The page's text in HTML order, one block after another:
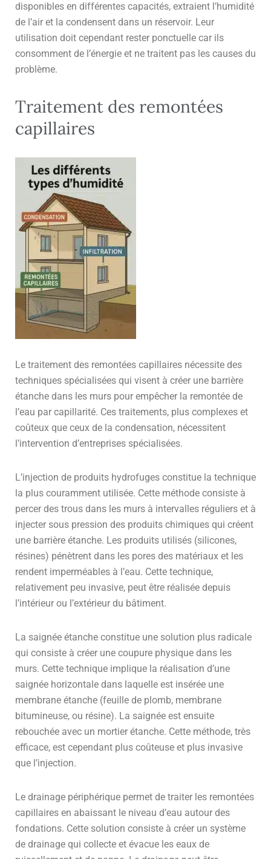
disponibles en différentes capacités, extraient l’humidité
de l’air et la condensent dans un réservoir. Leur
utilisation doit cependant rester ponctuelle car ils
consomment de l’énergie et ne traitent pas les causes du
problème.
Traitement des remontées
capillaires
Le traitement des remontées capillaires nécessite des
techniques spécialisées qui visent à créer une barrière
étanche dans les murs pour empêcher la remontée de
l’eau par capillarité. Ces traitements, plus complexes et
coûteux que ceux de la condensation, nécessitent
l’intervention d’entreprises spécialisées.
L’injection de produits hydrofuges constitue la technique
la plus couramment utilisée. Cette méthode consiste à
percer des trous dans les murs à intervalles réguliers et à
injecter sous pression des produits chimiques qui créent
une barrière étanche. Les produits utilisés (silicones,
résines) pénètrent dans les pores des matériaux et les
rendent imperméables à l’eau. Cette technique,
relativement peu invasive, peut être réalisée depuis
l’intérieur ou l’extérieur du bâtiment.
La saignée étanche constitue une solution plus radicale
qui consiste à créer une coupure physique dans les
murs. Cette technique implique la réalisation d’une
saignée horizontale dans laquelle est insérée une
membrane étanche (feuille de plomb, membrane
bitumineuse, ou résine). La saignée est ensuite
rebouchée avec un mortier étanche. Cette méthode, très
efficace, est cependant plus coûteuse et plus invasive
que l’injection.
Le drainage périphérique permet de traiter les remontées
capillaires en abaissant le niveau d’eau autour des
fondations. Cette solution consiste à créer un système
de drainage qui collecte et évacue les eaux de